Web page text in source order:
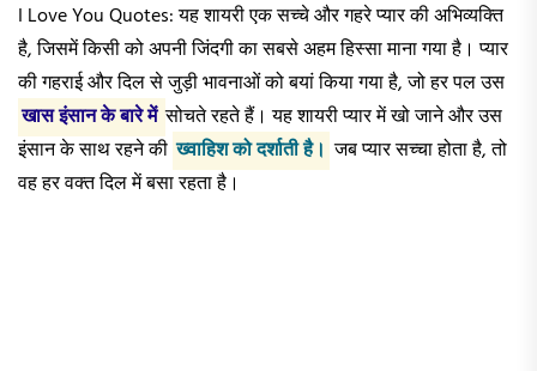
I Love You Quotes: यह शायरी एक सच्चे और गहरे प्यार की अभिव्यक्ति
है, जिसमें किसी को अपनी जिंदगी का सबसे अहम हिस्सा माना गया है। प्यार
की गहराई और दिल से जुड़ी भावनाओं को बयां किया गया है, जो हर पल उस
खास इंसान के बारे में सोचते रहते हैं। यह शायरी प्यार में खो जाने और उस
इंसान के साथ रहने की ख्वाहिश को दर्शाती है। जब प्यार सच्चा होता है, तो
वह हर वक्त दिल में बसा रहता है।